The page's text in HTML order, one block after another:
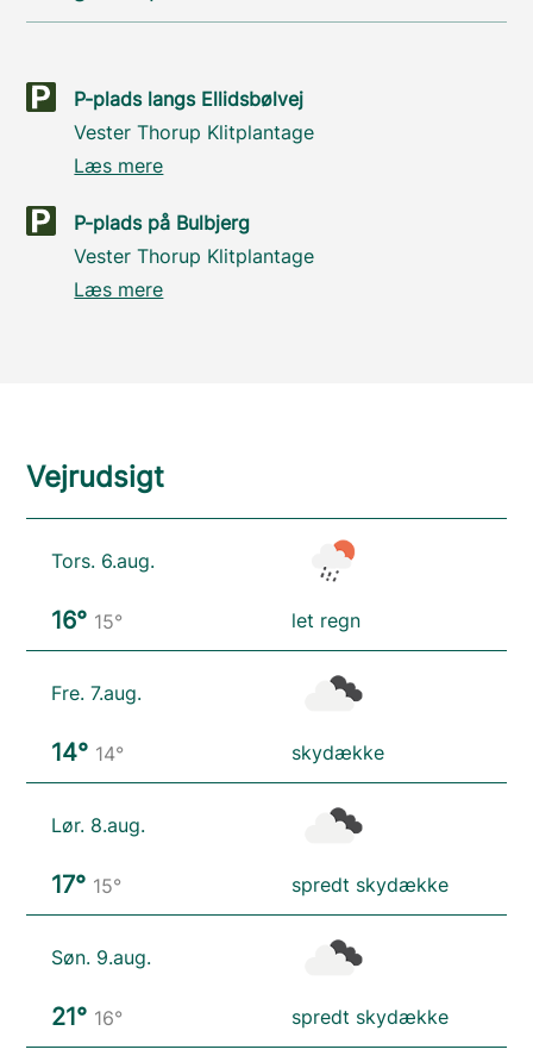
P-plads langs Ellidsbølvej
Vester Thorup Klitplantage
Læs mere
P-plads på Bulbjerg
Vester Thorup Klitplantage
Læs mere
Vejrudsigt
Tors. 6.aug.
16° 15° let regn
Fre. 7.aug.
14° 14° skydække
Lør. 8.aug.
17° 15° spredt skydække
Søn. 9.aug.
21° 16° spredt skydække